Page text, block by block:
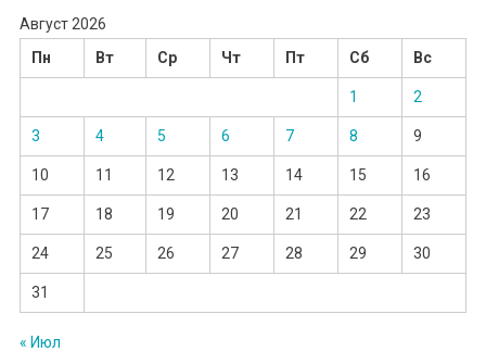
Август 2026
Пн
Вт Ср Чт Пт Сб Вс
1 2
3 4 5 6 7 8 9
10 11 12 13 14 15 16
17 18 19 20 21 22 23
24 25 26 27 28 29 30
31
« Июл